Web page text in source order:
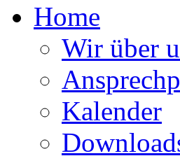
Home
Wir über
Kalender